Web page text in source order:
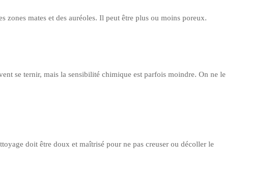
mates et des auréoles. Il peut être plus ou moins poreux.
se ternir, mais la sensibilité chimique est parfois moindre. On ne le
doit être doux et maîtrisé pour ne pas creuser ou décoller le